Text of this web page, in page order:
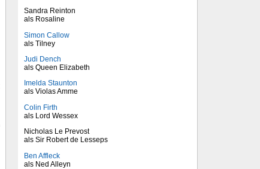
Sandra Reinton
als Rosaline
Simon Callow
als Tilney
Judi Dench
als Queen Elizabeth
Imelda Staunton
als Violas Amme
Colin Firth
als Lord Wessex
Nicholas Le Prevost
als Sir Robert de Lesseps
Ben Affleck
als Ned Alleyn